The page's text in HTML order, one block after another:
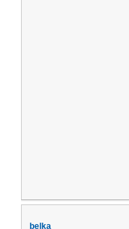
belka